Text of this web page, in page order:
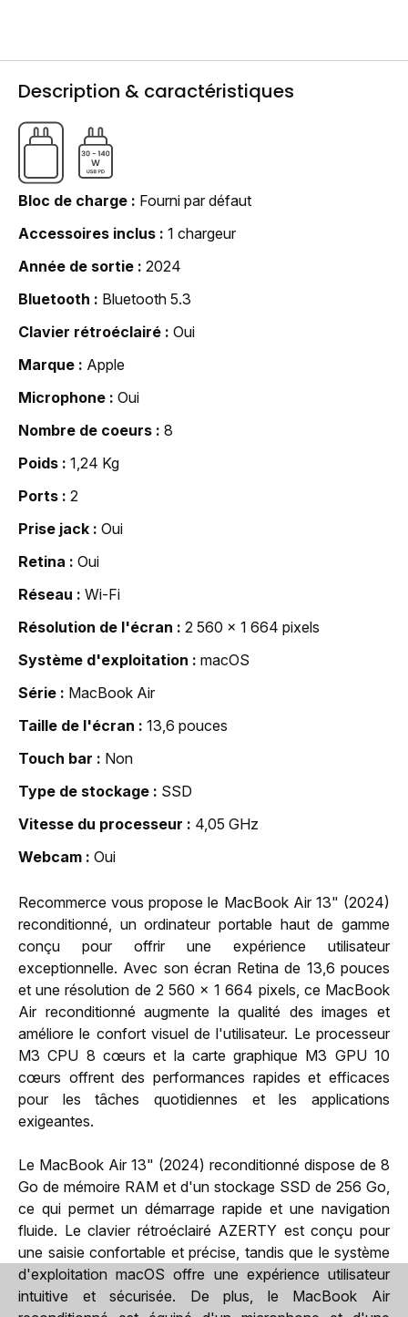
Description & caractéristiques
Bloc de charge
Fourni par défaut
Accessoires inclus
1 chargeur
Année de sortie
2024
Bluetooth
Bluetooth 5.3
Clavier rétroéclairé
Oui
Marque
Apple
Microphone
Oui
Nombre de coeurs
8
Poids
1,24 Kg
Ports
2
Prise jack
Oui
Retina
Oui
Réseau
Wi-Fi
Résolution de l'écran
2 560 x 1 664 pixels
Système d'exploitation
macOS
Série
MacBook Air
Taille de l'écran
13,6 pouces
Touch bar
Non
Type de stockage
SSD
Vitesse du processeur
4,05 GHz
Webcam
Oui
Recommerce vous propose le MacBook Air 13" (2024)
reconditionné, un ordinateur portable haut de gamme
conçu pour offrir une expérience utilisateur
exceptionnelle. Avec son écran Retina de 13,6 pouces
et une résolution de 2 560 x 1 664 pixels, ce MacBook
Air reconditionné augmente la qualité des images et
améliore le confort visuel de l'utilisateur. Le processeur
M3 CPU 8 cœurs et la carte graphique M3 GPU 10
cœurs offrent des performances rapides et efficaces
pour les tâches quotidiennes et les applications
exigeantes.
Le MacBook Air 13" (2024) reconditionné dispose de 8
Go de mémoire RAM et d'un stockage SSD de 256 Go,
ce qui permet un démarrage rapide et une navigation
fluide. Le clavier rétroéclairé AZERTY est conçu pour
une saisie confortable et précise, tandis que le système
d'exploitation macOS offre une expérience utilisateur
intuitive et sécurisée. De plus, le MacBook Air